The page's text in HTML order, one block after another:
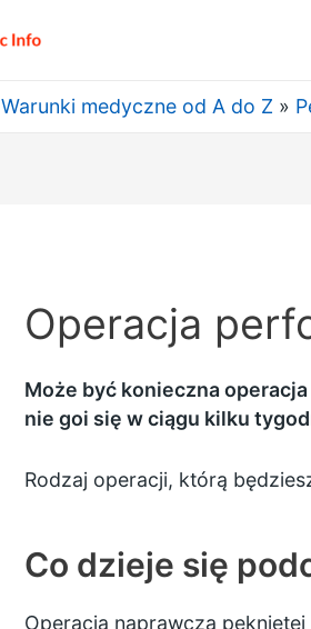
Warunki medyczne od A do Z
Operacja
Może być konieczna
nie goi się w ciągu kilku
Rodzaj operacji, którą
Co dzieje się
Operacja naprawcza